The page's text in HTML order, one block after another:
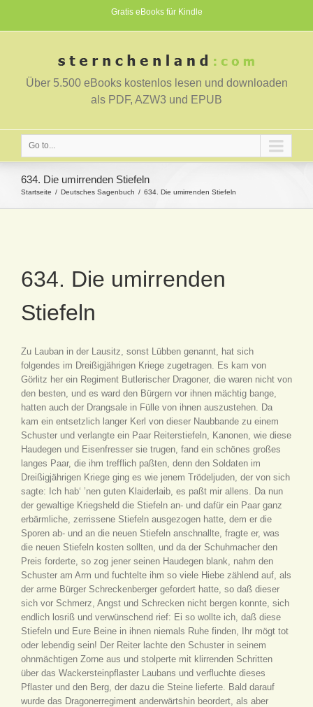
Gratis eBooks für Kindle
Über 5.500 eBooks kostenlos lesen und downloaden
als PDF, AZW3 und EPUB
Go to...
634. Die umirrenden Stiefeln
Startseite Deutsches Sagenbuch 634. Die umirrenden Stiefeln
634. Die umirrenden
Stiefeln
Zu Lauban in der Lausitz, sonst Lübben genannt, hat sich
folgendes im Dreißigjährigen Kriege zugetragen. Es kam von
Görlitz her ein Regiment Butlerischer Dragoner, die waren nicht von
den besten, und es ward den Bürgern vor ihnen mächtig bange,
hatten auch der Drangsale in Fülle von ihnen auszustehen. Da
kam ein entsetzlich langer Kerl von dieser Naubbande zu einem
Schuster und verlangte ein Paar Reiterstiefeln, Kanonen, wie diese
Haudegen und Eisenfresser sie trugen, fand ein schönes großes
langes Paar, die ihm trefflich paßten, denn den Soldaten im
Dreißigjährigen Kriege ging es wie jenem Trödeljuden, der von sich
sagte: Ich hab‘ ’nen guten Klaiderlaib, es paßt mir allens. Da nun
der gewaltige Kriegsheld die Stiefeln an- und dafür ein Paar ganz
erbärmliche, zerrissene Stiefeln ausgezogen hatte, dem er die
Sporen ab- und an die neuen Stiefeln anschnallte, fragte er, was
die neuen Stiefeln kosten sollten, und da der Schuhmacher den
Preis forderte, so zog jener seinen Haudegen blank, nahm den
Schuster am Arm und fuchtelte ihm so viele Hiebe zählend auf, als
der arme Bürger Schreckenberger gefordert hatte, so daß dieser
sich vor Schmerz, Angst und Schrecken nicht bergen konnte, sich
endlich losriß und verwünschend rief: Ei so wollte ich, daß diese
Stiefeln und Eure Beine in ihnen niemals Ruhe finden, Ihr mögt tot
oder lebendig sein! Der Reiter lachte den Schuster in seinem
ohnmächtigen Zorne aus und stolperte mit klirrenden Schritten
über das Wackersteinpflaster Laubans und verfluchte dieses
Pflaster und den Berg, der dazu die Steine lieferte. Bald darauf
wurde das Dragonerregiment anderwärtshin beordert, als aber